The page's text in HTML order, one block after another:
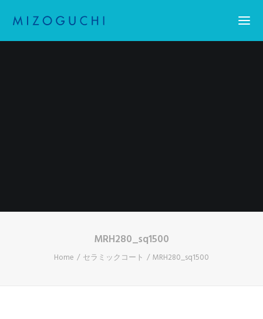
MRH280_sq1500
Home セラミックコート MRH280_sq1500